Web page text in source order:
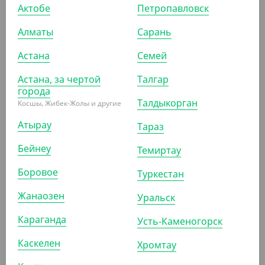
4 500
(45₸/ШТ)
Бутылка круглая 500 мл. с шир. горлом прозрачная,
без крышки (Yans)
Актобе
Алматы
Астана
Астана, за чертой
города
Косшы, Жибек-Жолы и другие
Атырау
Бейнеу
Боровое
Жанаозен
Караганда
Каскелен
Петропавловск
Сарань
Семей
Талгар
Талдыкорган
Тараз
Темиртау
Туркестан
Уральск
Усть-Каменогорск
Хромтау